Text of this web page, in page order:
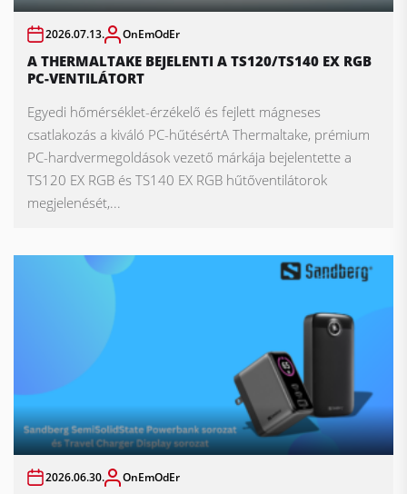
2026.07.13. OnEmOdEr
A THERMALTAKE BEJELENTI A TS120/TS140 EX RGB
PC-VENTILÁTORT
Egyedi hőmérséklet-érzékelő és fejlett mágneses
csatlakozás a kiváló PC-hűtésértA Thermaltake, prémium
PC-hardvermegoldások vezető márkája bejelentette a
TS120 EX RGB és TS140 EX RGB hűtőventilátorok
megjelenését,...
2026.06.30. OnEmOdEr